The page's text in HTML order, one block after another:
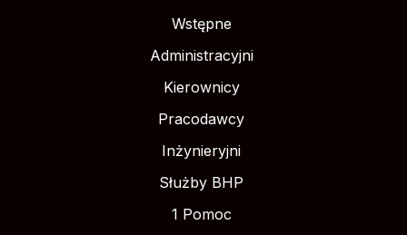
Wstępne
Administracyjni
Kierownicy
Pracodawcy
Inżynieryjni
Służby BHP
1 Pomoc